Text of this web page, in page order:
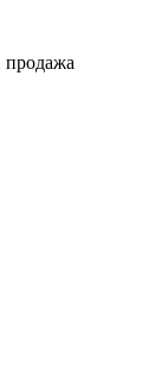
продажа